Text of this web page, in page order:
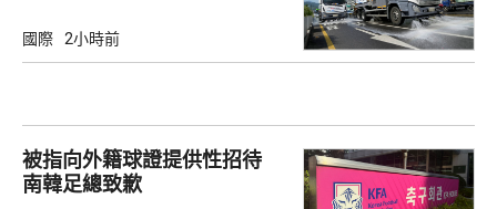
國際 2小時前
被指向外籍球證提供性招待
南韓足總致歉